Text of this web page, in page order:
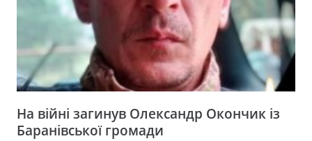
На війні загинув Олександр Окончик із
Баранівської громади